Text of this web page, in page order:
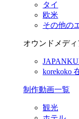
タイ
欧米
その他の
オウンドメディ
korekoko
制作動画一覧
観光